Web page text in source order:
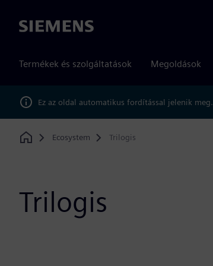
Siemens
Termékek és szolgáltatások Megoldások
Ez az oldal automatikus fordítással jelenik meg.
Home
Ecosystem Trilogis
Trilogis